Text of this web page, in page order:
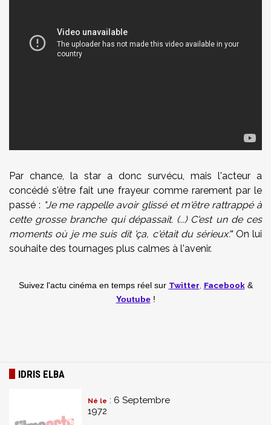
Par chance, la star a donc survécu, mais l'acteur a
concédé s'être fait une frayeur comme rarement par le
passé : "Je me rappelle avoir glissé et m'être rattrappé à
cette grosse branche qui dépassait. (...) C'est un de ces
moments où je me suis dit 'ça, c'était du sérieux'." On lui
souhaite des tournages plus calmes à l'avenir.
Suivez l'actu cinéma en temps réel sur Twitter Facebook&
Youtube!
IDRIS ELBA
Né le : 6 Septembre
1972